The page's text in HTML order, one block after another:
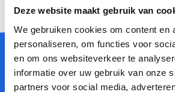
Deze website maakt gebruik van
We gebruiken cookies om content en
personaliseren, om functies voor
en om ons websiteverkeer te
informatie over uw gebruik van onze
partners voor social media,
verleden behoort.
Ontwikkelverhaal over